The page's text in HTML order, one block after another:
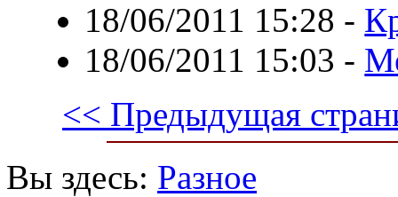
18/06/2011 15:28 -
18/06/2011 15:03 -
<< Предыдущая
Вы здесь: Разное